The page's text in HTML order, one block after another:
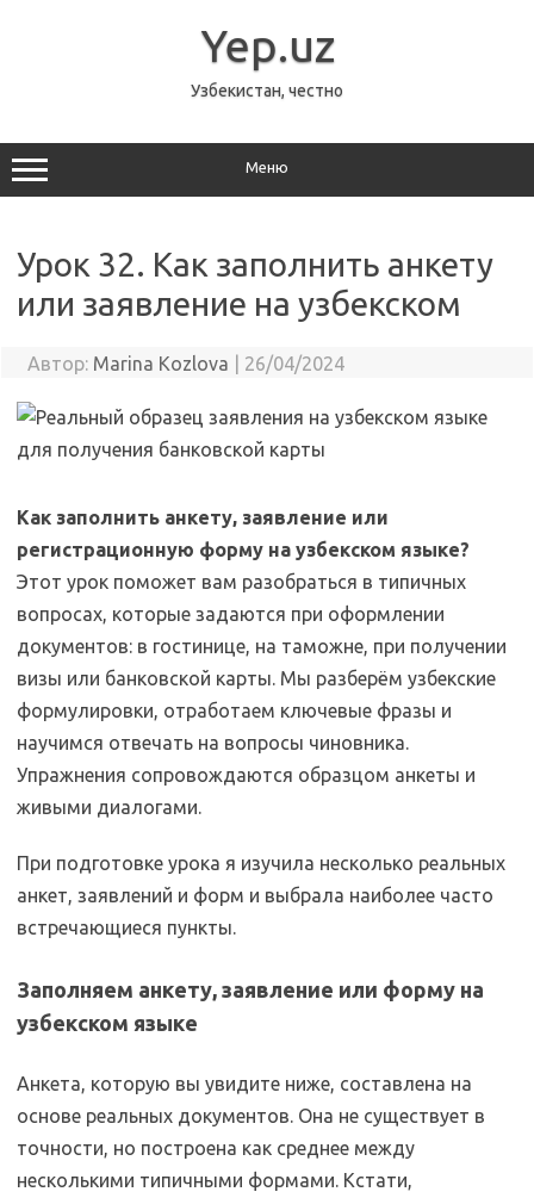
Yep.uz
Узбекистан, честно
Меню
Урок 32. Как заполнить анкету
или заявление на узбекском
Автор: Marina Kozlova 26/04/2024
Как заполнить анкету, заявление или
регистрационную форму на узбекском языке?
Этот урок поможет вам разобраться в типичных
вопросах, которые задаются при оформлении
документов: в гостинице, на таможне, при получении
визы или банковской карты. Мы разберём узбекские
формулировки, отработаем ключевые фразы и
научимся отвечать на вопросы чиновника.
Упражнения сопровождаются образцом анкеты и
живыми диалогами.
При подготовке урока я изучила несколько реальных
анкет, заявлений и форм и выбрала наиболее часто
встречающиеся пункты.
Заполняем анкету, заявление или форму на
узбекском языке
Анкета, которую вы увидите ниже, составлена на
основе реальных документов. Она не существует в
точности, но построена как среднее между
несколькими типичными формами. Кстати,